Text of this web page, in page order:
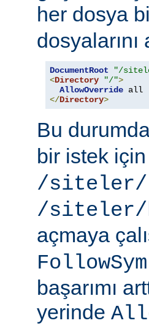
her dosya
dosyalarını
DocumentRoot
"/
<Directory "/">
AllowOverride
</Directory>
Bu
bir istek
/siteler/
/siteler/
açmaya
başarımı
yerinde